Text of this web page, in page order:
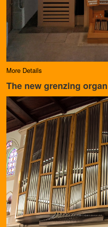
More Details
The new grenzing